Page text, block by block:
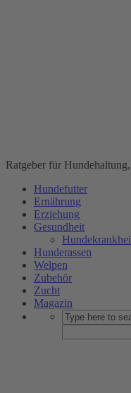
Ratgeber für
Hundefutter
Ernährung
Erziehung
Gesundheit
Hunderassen
Welpen
Zubehör
Zucht
Magazin